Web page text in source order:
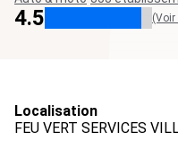
4.5 (Voir
Localisation
FEU VERT SERVICES